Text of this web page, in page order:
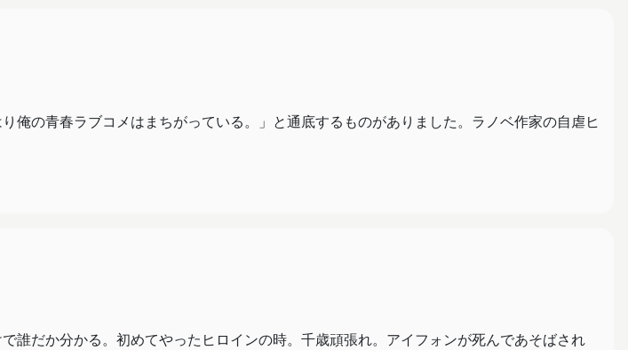
俺の青春ラブコメはまちがっている。」と通底するものがありました。ラノベ作家の自虐ヒ
誰だか分かる。初めてやったヒロインの時。千歳頑張れ。アイフォンが死んであそばされ